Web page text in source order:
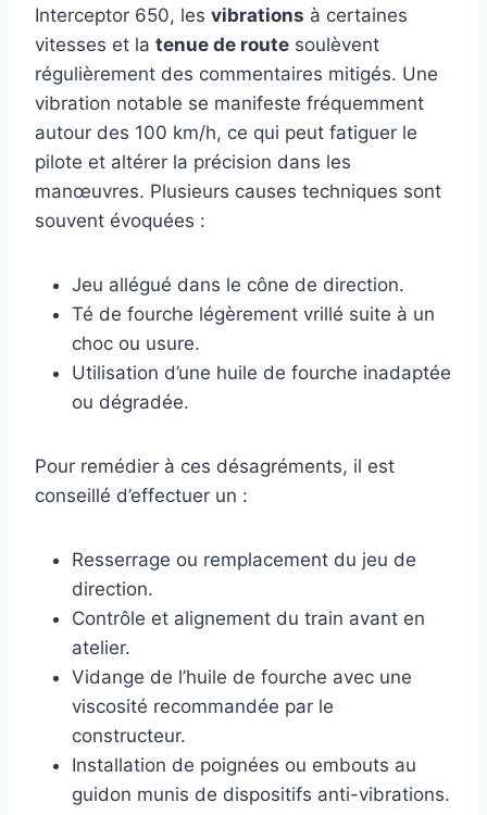
Interceptor 650, les vibrations à certaines
vitesses et la tenue de route soulèvent
régulièrement des commentaires mitigés. Une
vibration notable se manifeste fréquemment
autour des 100 km/h, ce qui peut fatiguer le
pilote et altérer la précision dans les
manœuvres. Plusieurs causes techniques sont
souvent évoquées :
Jeu allégué dans le cône de direction.
Té de fourche légèrement vrillé suite à un
choc ou usure.
Utilisation d’une huile de fourche inadaptée
ou dégradée.
Pour remédier à ces désagréments, il est
conseillé d’effectuer un :
Resserrage ou remplacement du jeu de
direction.
Contrôle et alignement du train avant en
atelier.
Vidange de l’huile de fourche avec une
viscosité recommandée par le
constructeur.
Installation de poignées ou embouts au
guidon munis de dispositifs anti-vibrations.